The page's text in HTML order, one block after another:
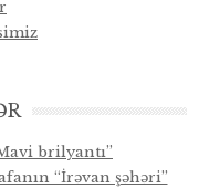
brilyantı”
“İrəvan şəhəri”